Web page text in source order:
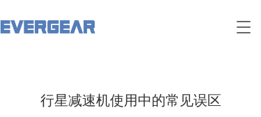
T
行星减速机使用中的常见误区